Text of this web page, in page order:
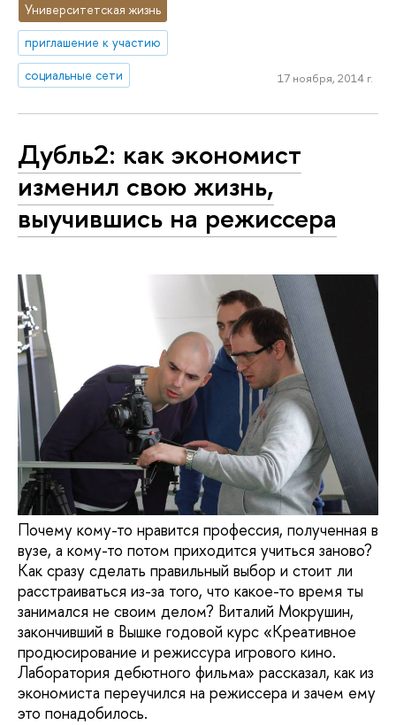
Университетская жизнь
приглашение к участию
социальные сети
17 ноября, 2014 г.
Дубль2: как экономист
изменил свою жизнь,
выучившись на режиссера
Почему кому-то нравится профессия, полученная в
вузе, а кому-то потом приходится учиться заново?
Как сразу сделать правильный выбор и стоит ли
расстраиваться из-за того, что какое-то время ты
занимался не своим делом? Виталий Мокрушин,
закончивший в Вышке годовой курс «Креативное
продюсирование и режиссура игрового кино.
Лаборатория дебютного фильма» рассказал, как из
экономиста переучился на режиссера и зачем ему
это понадобилось.